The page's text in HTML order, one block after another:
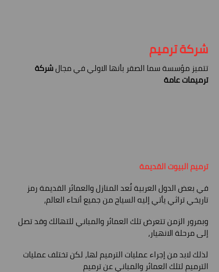
شركة ترميم
تتميز مؤسسة سما الصقر بأنها الاولي في مجالشركة
ترميمات عامة
ترميم البيوت القديمة
في بعض الدول العربية تُعد المنازل والعمائر القديمة رمز
تاريخي تراثي يأتي إليه السياح من جميع أنحاء العالم،
وبمرور الزمن تتعرض تلك العمائر والمباني للتهالك وقد تصل
إلى مرحلة الانهيار،
لذلك لابد من إجراء عمليات الترميم لها، لكن تختلف عمليات
الترميم لتلك العمائر والمباني عن ترميم